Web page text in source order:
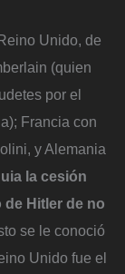
Unido, de
(quien
por el
Francia con
y Alemania
la cesión
Hitler de no
se le conoció
Unido fue el